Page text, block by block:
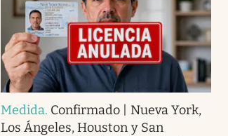
Medida. Confirmado | Nueva York,
Los Ángeles, Houston y San